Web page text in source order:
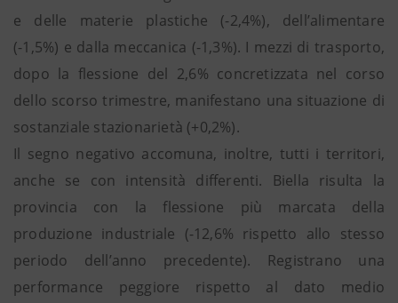
e delle materie plastiche (-2,4%), dell’alimentare
(-1,5%) e dalla meccanica (-1,3%). I mezzi di trasporto,
dopo la flessione del 2,6% concretizzata nel corso
dello scorso trimestre, manifestano una situazione di
sostanziale stazionarietà (+0,2%).
Il segno negativo accomuna, inoltre, tutti i territori,
anche se con intensità differenti. Biella risulta la
provincia con la flessione più marcata della
produzione industriale (-12,6% rispetto allo stesso
periodo dell’anno precedente). Registrano una
performance peggiore rispetto al dato medio